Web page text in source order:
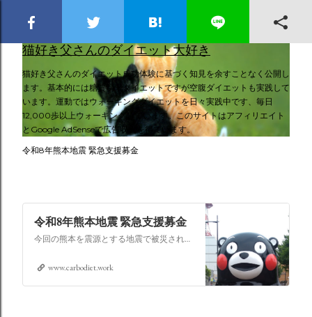
スキップしてメイン コンテンツに移動
猫好き父さんのダイエット大好き
猫好き父さんのダイエット成功体験に基づく知見を余すことなく公開し
ます。基本的には糖質制限ダイエットですが空腹ダイエットも実践して
います。運動ではウォーキングダイエットを日々実践中です、毎日
12,000歩以上ウォーキングしています。このサイトはアフィリエイト
とGoogle AdSenseで広告収入を得ています。
令和8年熊本地震 緊急支援募金
令和8年熊本地震 緊急支援募金
今回の熊本を震源とする地震で被災された皆さままだまだ余震も続き大変な時間を過ごされていると思います。心よりお見舞い申し上げます
www.carbodiet.work